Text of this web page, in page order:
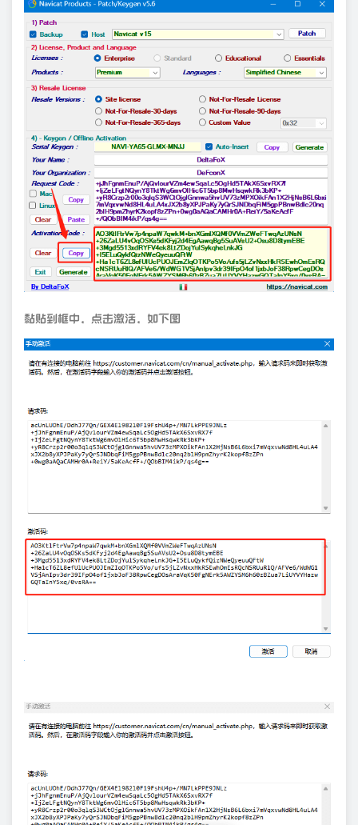
黏贴到框中，点击激活，如下图